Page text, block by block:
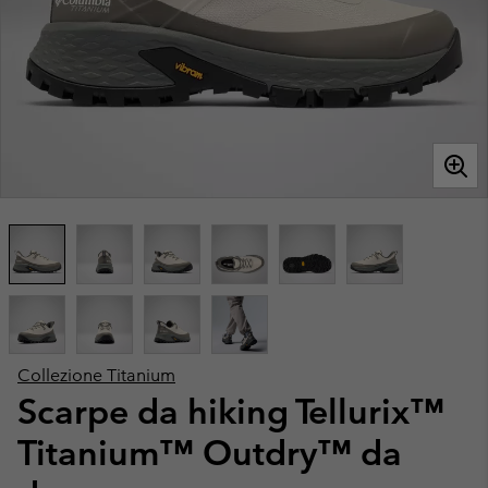
Collezione Titanium
Scarpe da hiking Tellurix™
Titanium™ Outdry™ da